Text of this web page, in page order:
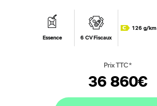
Essence 6 CV Fiscaux
126 g/km
Prix TTC*
36 860€